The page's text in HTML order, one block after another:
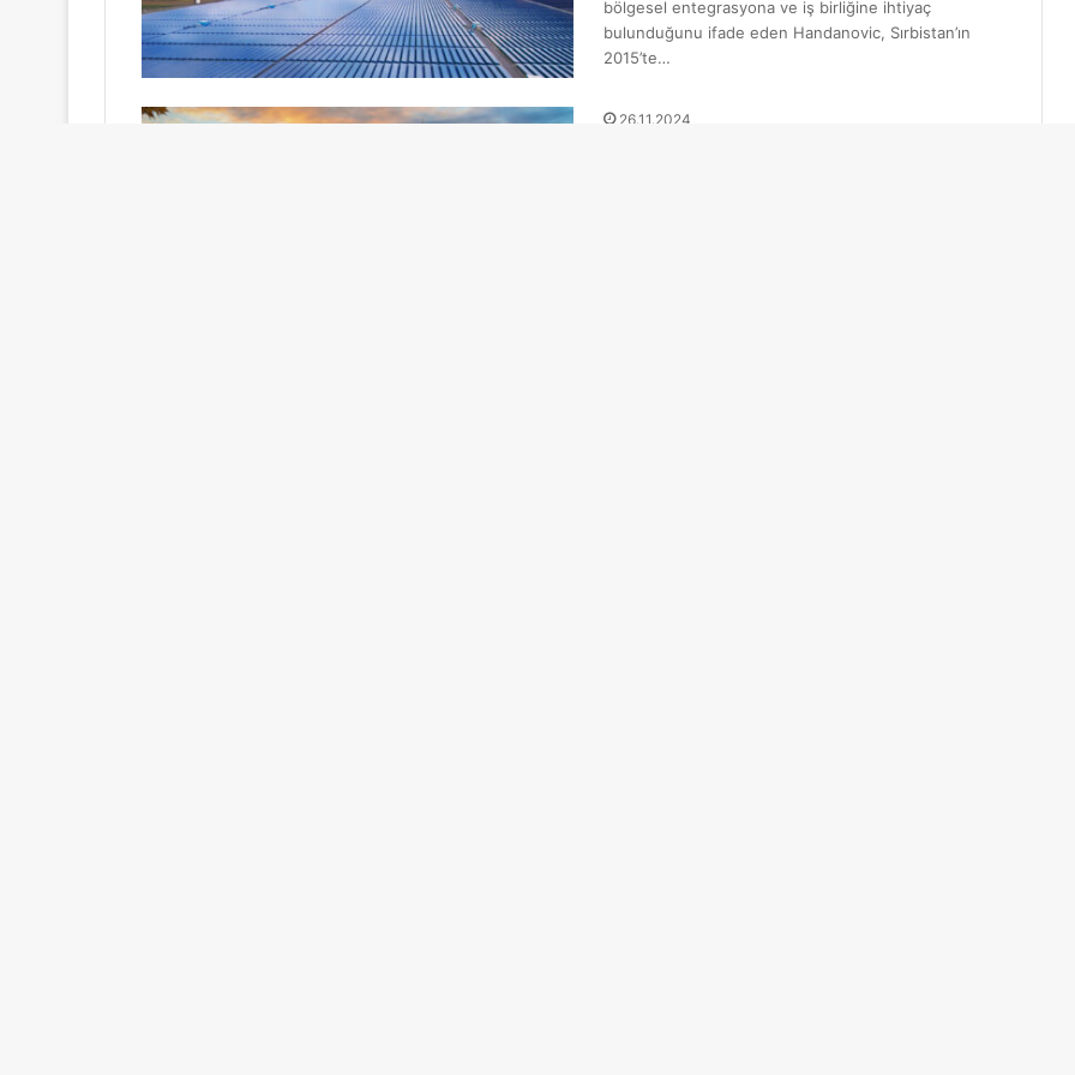
bölgesel entegrasyona ve iş birliğine ihtiyaç
bulunduğunu ifade eden Handanovic, Sırbistan’ın
2015’te…
26.11.2024